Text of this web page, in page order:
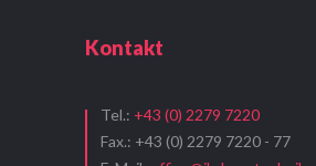
Kontakt
Tel.: +43 (0) 2279 7220
Fax.: +43 (0) 2279 7220 - 77